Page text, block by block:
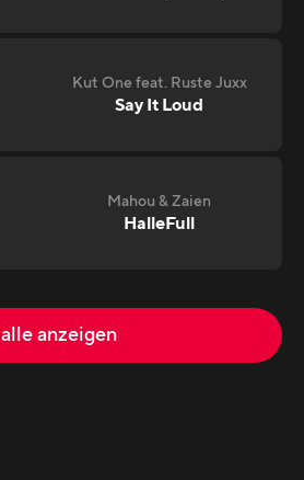
Kut One feat. Ruste Juxx
Say It Loud
Mahou & Zaien
HalleFull
alle anzeigen